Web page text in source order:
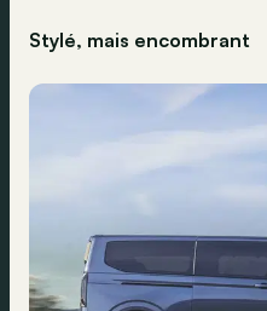
Stylé, mais encombrant